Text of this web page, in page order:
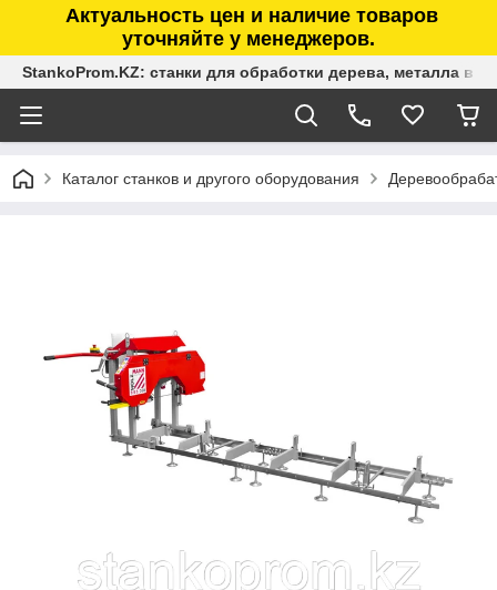
Актуальность цен и наличие товаров
уточняйте у менеджеров.
StankoProm.KZ: станки для обработки дерева, металла в
Каталог станков и другого оборудования